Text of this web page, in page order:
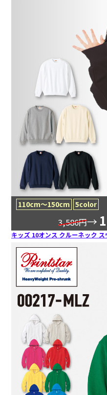
110cm〜150cm 5color
3,586円→
キッズ 10オンス クルーネック ス